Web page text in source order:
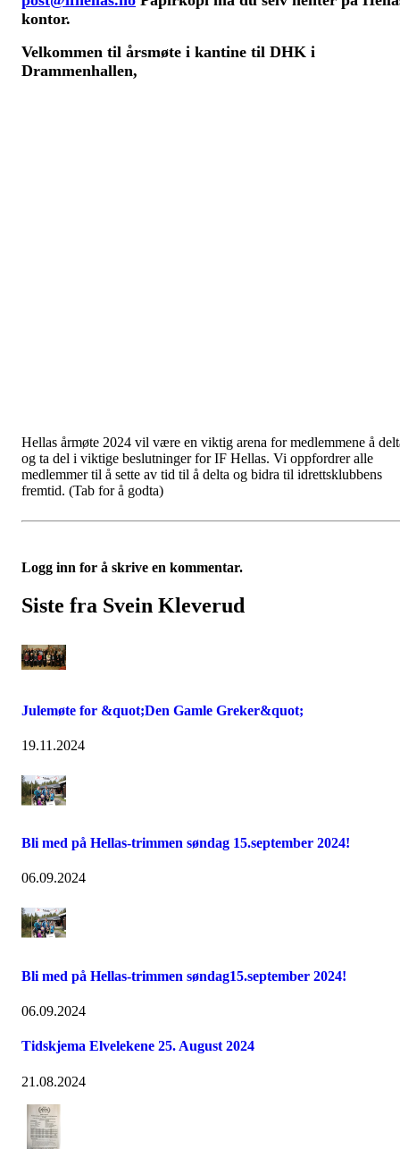
kontor.
Velkommen til årsmøte i kantine til DHK i
Drammenhallen,
Hellas årmøte 2024 vil være en viktig arena for medlemmene å
og ta del i viktige beslutninger for IF Hellas. Vi oppfordrer alle
medlemmer til å sette av tid til å delta og bidra til idrettsklubbens
fremtid. (Tab for å godta)
Logg inn for å skrive en kommentar.
Siste fra Svein Kleverud
Julemøte for &quot;Den Gamle Greker&quot;
19.11.2024
Bli med på Hellas-trimmen søndag 15.september 2024!
06.09.2024
Bli med på Hellas-trimmen søndag15.september 2024!
06.09.2024
Tidskjema Elvelekene 25. August 2024
21.08.2024